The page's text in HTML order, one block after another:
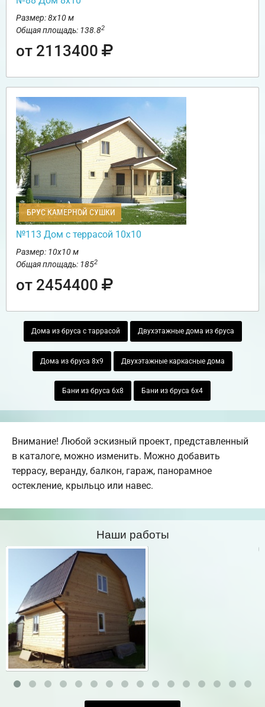
Размер: 8х10 м
Общая площадь: 138.82
от 2113400
БРУС КАМЕРНОЙ СУШКИ
№113 Дом с террасой 10х10
Размер: 10х10 м
Общая площадь: 1852
от 2454400
Дома из бруса с таррасой Двухэтажные дома из бруса
Дома из бруса 8х9 Двухэтажные каркасные дома
Бани из бруса 6х8 Бани из бруса 6х4
Внимание! Любой эскизный проект, представленный
в каталоге, можно изменить. Можно добавить
террасу, веранду, балкон, гараж, панорамное
остекление, крыльцо или навес.
Наши работы